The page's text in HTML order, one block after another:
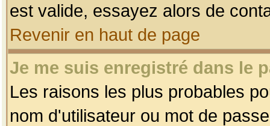
est valide, essayez alors de
Revenir en haut de page
Je me suis enregistré dans le
Les raisons les plus probables
nom d'utilisateur ou mot de